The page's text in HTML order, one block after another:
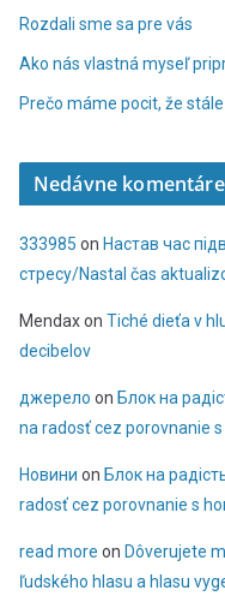
Rozdali sme sa pre vás
Ako nás vlastná myseľ
Prečo máme pocit, že
Nedávne komentáre
333985 on Настав час
стресу/Nastal čas
Mendaxon Tiché dieťa v
decibelov
джерело on Блок на
na radosť cez porovnanie
Новини on Блок на
radosť cez porovnanie s
read more on Dôverujete
ľudského hlasu a hlasu